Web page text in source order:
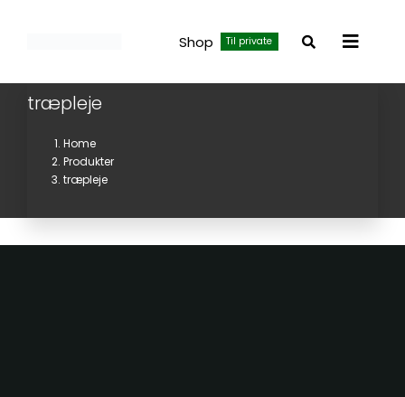
Shop Til private
Toggle
træpleje
Home
Produkter
træpleje